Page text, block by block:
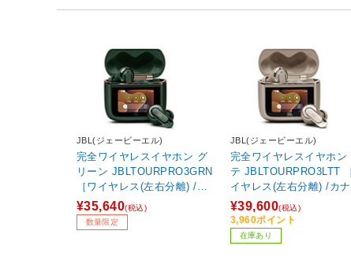
JBL(ジェービーエル)
完全ワイヤレスイヤホン グ
リーン JBLTOURPRO3GRN
［ワイヤレス(左右分離) /カ
ナル型 /ノイズキャンセリン
グ対応 /Bluetooth対応］ 【s
of001】
¥35,640(税込)
数量限定
JBL(ジェービーエル)
完全ワイヤレスイヤホン ラ
テ JBLTOURPRO3LTT
イヤレス(左右分離) /カナ
型 /ノイズキャンセリング
応 /Bluetooth対応］
¥39,600(税込)
3,960ポイント
在庫あり